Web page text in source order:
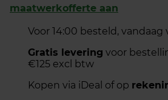
maatwerkofferte aan
Voor 14:00 besteld, vandaag
Gratis levering voor
€125 excl btw
Kopen via iDeal of op